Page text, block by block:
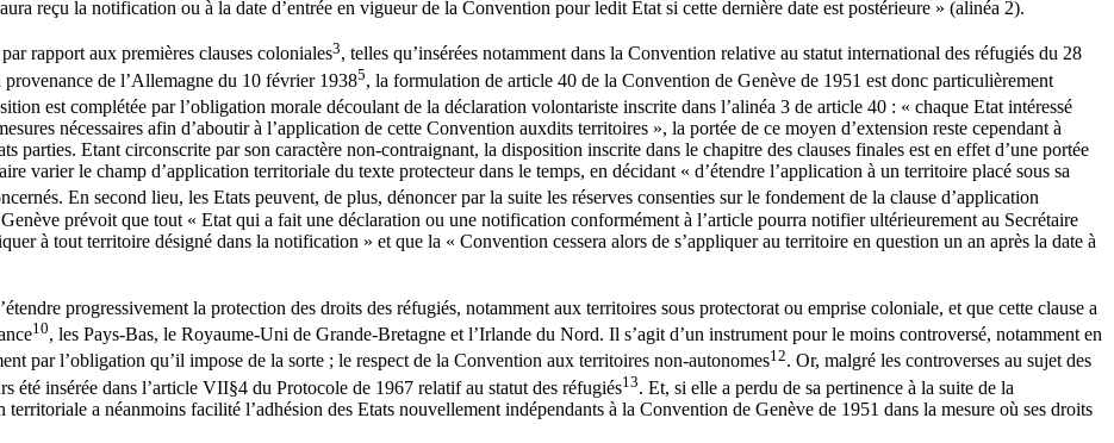
reçu la notification ou à la date d’entrée en vigueur de la Convention pour ledit Etat si cette dernière date est postérieure » (alinéa 2).
rapport aux premières clauses coloniales3, telles qu’insérées notamment dans la Convention relative au statut international des réfugiés du 28
de l’Allemagne du 10 février 19385, la formulation de article 40 de la Convention de Genève de 1951 est donc particulièrement
est complétée par l’obligation morale découlant de la déclaration volontariste inscrite dans l’alinéa 3 de article 40 : « chaque Etat intéressé
nécessaires afin d’aboutir à l’application de cette Convention auxdits territoires », la portée de ce moyen d’extension reste cependant à
parties. Etant circonscrite par son caractère non-contraignant, la disposition inscrite dans le chapitre des clauses finales est en effet d’une portée
varier le champ d’application territoriale du texte protecteur dans le temps, en décidant « d’étendre l’application à un territoire placé sous sa
En second lieu, les Etats peuvent, de plus, dénoncer par la suite les réserves consenties sur le fondement de la clause d’application
prévoit que tout « Etat qui a fait une déclaration ou une notification conformément à l’article pourra notifier ultérieurement au Secrétaire
à tout territoire désigné dans la notification » et que la « Convention cessera alors de s’appliquer au territoire en question un an après la date à
progressivement la protection des droits des réfugiés, notamment aux territoires sous protectorat ou emprise coloniale, et que cette clause a
10, les Pays-Bas, le Royaume-Uni de Grande-Bretagne et l’Irlande du Nord. Il s’agit d’un instrument pour le moins controversé, notamment en
par l’obligation qu’il impose de la sorte ; le respect de la Convention aux territoires non-autonomes12. Or, malgré les controverses au sujet des
été insérée dans l’article VII§4 du Protocole de 1967 relatif au statut des réfugiés13. Et, si elle a perdu de sa pertinence à la suite de la
a néanmoins facilité l’adhésion des Etats nouvellement indépendants à la Convention de Genève de 1951 dans la mesure où ses droits